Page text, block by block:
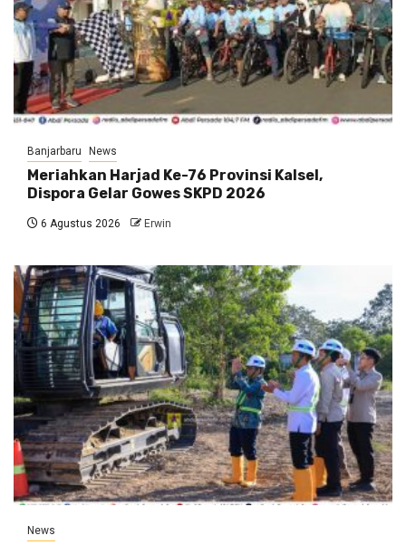
Banjarbaru News
Meriahkan Harjad Ke-76 Provinsi Kalsel,
Dispora Gelar Gowes SKPD 2026
6 Agustus 2026 Erwin
News